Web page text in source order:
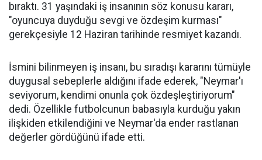
bıraktı. 31 yaşındaki iş insanının söz konusu kararı,
"oyuncuya duyduğu sevgi ve özdeşim kurması"
gerekçesiyle 12 Haziran tarihinde resmiyet kazandı.
İsmini bilinmeyen iş insanı, bu sıradışı kararını tümüyle
duygusal sebeplerle aldığını ifade ederek, "Neymar'ı
seviyorum, kendimi onunla çok özdeşleştiriyorum"
dedi. Özellikle futbolcunun babasıyla kurduğu yakın
ilişkiden etkilendiğini ve Neymar'da ender rastlanan
değerler gördüğünü ifade etti.